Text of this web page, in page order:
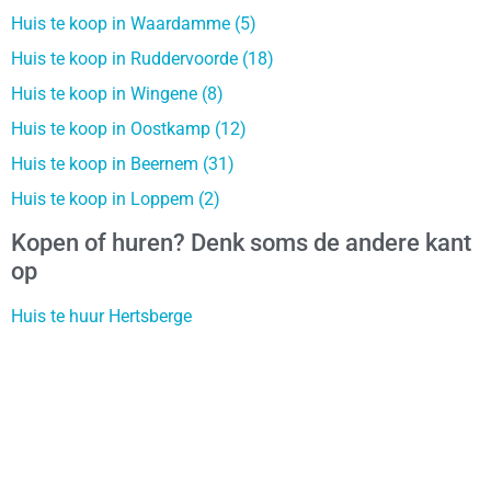
Huis te koop in Waardamme (5)
Huis te koop in Ruddervoorde (18)
Huis te koop in Wingene (8)
Huis te koop in Oostkamp (12)
Huis te koop in Beernem (31)
Huis te koop in Loppem (2)
Kopen of huren? Denk soms de andere kant
op
Huis te huur Hertsberge